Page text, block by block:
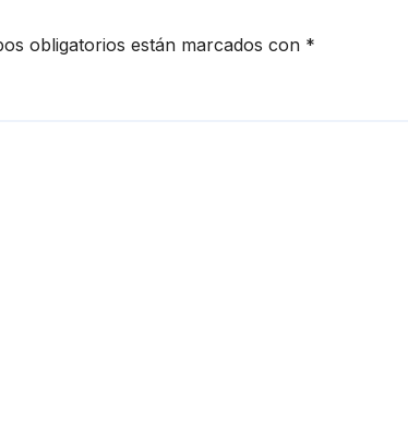
obligatorios están marcados con *